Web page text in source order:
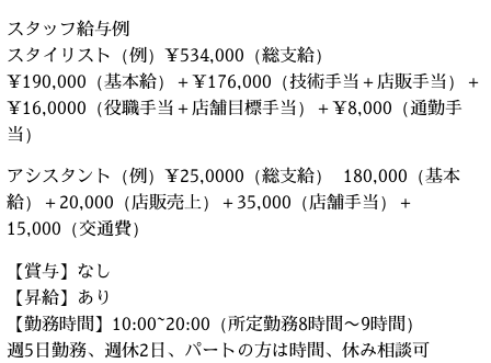
スタッフ給与例
スタイリスト（例）¥534,000（総支給）
¥190,000（基本給）＋¥176,000（技術手当＋店販手当）＋
¥16,0000（役職手当＋店舗目標手当）＋¥8,000（通勤手
当）
アシスタント（例）¥25,0000（総支給） 180,000（基本
給）＋20,000（店販売上）＋35,000（店舗手当）＋
15,000（交通費）
【賞与】なし
【昇給】あり
【勤務時間】10:00~20:00（所定勤務8時間〜9時間）
週5日勤務、週休2日、パートの方は時間、休み相談可